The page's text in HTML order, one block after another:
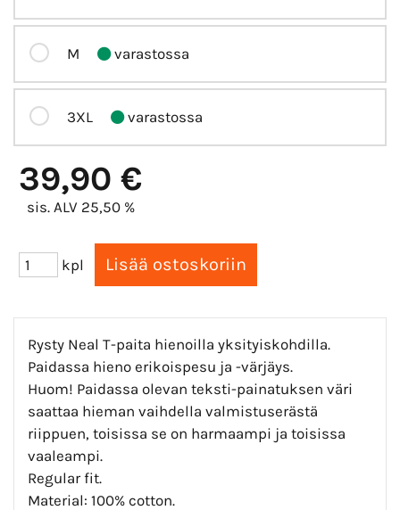
M varastossa
3XL varastossa
39,90 €
sis. ALV 25,50 %
kpl
Rysty Neal T-paita hienoilla yksityiskohdilla.
Paidassa hieno erikoispesu ja -värjäys.
Huom! Paidassa olevan teksti-painatuksen väri
saattaa hieman vaihdella valmistuserästä
riippuen, toisissa se on harmaampi ja toisissa
vaaleampi.
Regular fit.
Material: 100% cotton.